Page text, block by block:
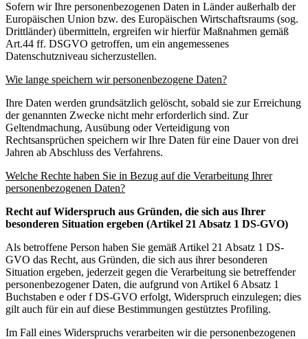
Sofern wir Ihre personenbezogenen Daten in Länder außerhalb der
Europäischen Union bzw. des Europäischen Wirtschaftsraums (sog.
Drittländer) übermitteln, ergreifen wir hierfür Maßnahmen gemäß
Art.44 ff. DSGVO getroffen, um ein angemessenes
Datenschutzniveau sicherzustellen.
Wie lange speichern wir personenbezogene Daten?
Ihre Daten werden grundsätzlich gelöscht, sobald sie zur Erreichung
der genannten Zwecke nicht mehr erforderlich sind. Zur
Geltendmachung, Ausübung oder Verteidigung von
Rechtsansprüchen speichern wir Ihre Daten für eine Dauer von drei
Jahren ab Abschluss des Verfahrens.
Welche Rechte haben Sie in Bezug auf die Verarbeitung Ihrer
personenbezogenen Daten?
Recht auf Widerspruch aus Gründen, die sich aus Ihrer
besonderen Situation ergeben (Artikel 21 Absatz 1 DS-GVO)
Als betroffene Person haben Sie gemäß Artikel 21 Absatz 1 DS-
GVO das Recht, aus Gründen, die sich aus ihrer besonderen
Situation ergeben, jederzeit gegen die Verarbeitung sie betreffender
personenbezogener Daten, die aufgrund von Artikel 6 Absatz 1
Buchstaben e oder f DS-GVO erfolgt, Widerspruch einzulegen; dies
gilt auch für ein auf diese Bestimmungen gestütztes Profiling.
Im Fall eines Widerspruchs verarbeiten wir die personenbezogenen